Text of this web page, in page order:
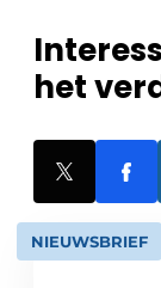
het
NIEUWSBRIEF